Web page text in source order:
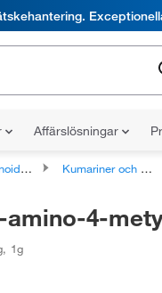
Affärslösningar
Kumariner och derivat
amino-4-
, 1g